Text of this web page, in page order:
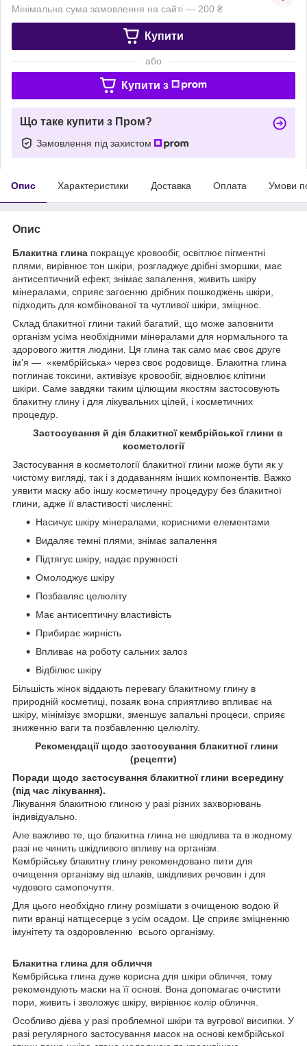
Мінімальна сума замовлення на сайті — 200 ₴
Купити
або
Купити з
Що таке купити з Пром?
Замовлення під захистом
Опис Характеристики Доставка Оплата Умови
Опис
Блакитна глина покращує кровообіг, освітлює пігментні
плями, вирівнює тон шкіри, розгладжує дрібні зморшки, має
антисептичний ефект, знімає запалення, живить шкіру
мінералами, сприяє загоєнню дрібних пошкоджень шкіри,
підходить для комбінованої та чутливої шкіри, зміцнює.
Склад блакитної глини такий багатий, що може заповнити
організм усіма необхідними мінералами для нормального та
здорового життя людини. Ця глина так само має своє друге
ім'я — «кембрійська» через своє родовище. Блакитна глина
поглинає токсини, активізує кровообіг, відновлює клітини
шкіри. Саме завдяки таким цілющим якостям застосовують
блакитну глину і для лікувальних цілей, і косметичних
процедур.
Застосування й дія блакитної кембрійської глини в
косметології
Застосування в косметології блакитної глини може бути як у
чистому вигляді, так і з додаванням інших компонентів. Важко
уявити маску або іншу косметичну процедуру без блакитної
глини, адже її властивості численні:
Насичує шкіру мінералами, корисними елементами
Видаляє темні плями, знімає запалення
Підтягує шкіру, надає пружності
Омолоджує шкіру
Позбавляє целюліту
Має антисептичну властивість
Прибирає жирність
Впливає на роботу сальних залоз
Відбілює шкіру
Більшість жінок віддають перевагу блакитному глину в
природній косметиці, позаяк вона сприятливо впливає на
шкіру, мінімізує зморшки, зменшує запальні процеси, сприяє
зниженню ваги та позбавленню целюліту.
Рекомендації щодо застосування блакитної глини
(рецепти)
Поради щодо застосування блакитної глини всередину
(під час лікування).
Лікування блакитною глиною у разі різних захворювань
індивідуально.
Але важливо те, що блакитна глина не шкідлива та в жодному
разі не чинить шкідливого впливу на організм.
Кембрійську блакитну глину рекомендовано пити для
очищення організму від шлаків, шкідливих речовин і для
чудового самопочуття.
Для цього необхідно глину розмішати з очищеною водою й
пити вранці натщесерце з усім осадом. Це сприяє зміцненню
імунітету та оздоровленню всього організму.
Блакитна глина для обличчя
Кембрійська глина дуже корисна для шкіри обличчя, тому
рекомендують маски на її основі. Вона допомагає очистити
пори, живить і зволожує шкіру, вирівнює колір обличчя.
Особливо дієва у разі проблемної шкіри та вугрової висипки. У
разі регулярного застосування масок на основі кембрійської